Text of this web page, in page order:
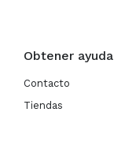
Obtener ayuda
Contacto
Tiendas